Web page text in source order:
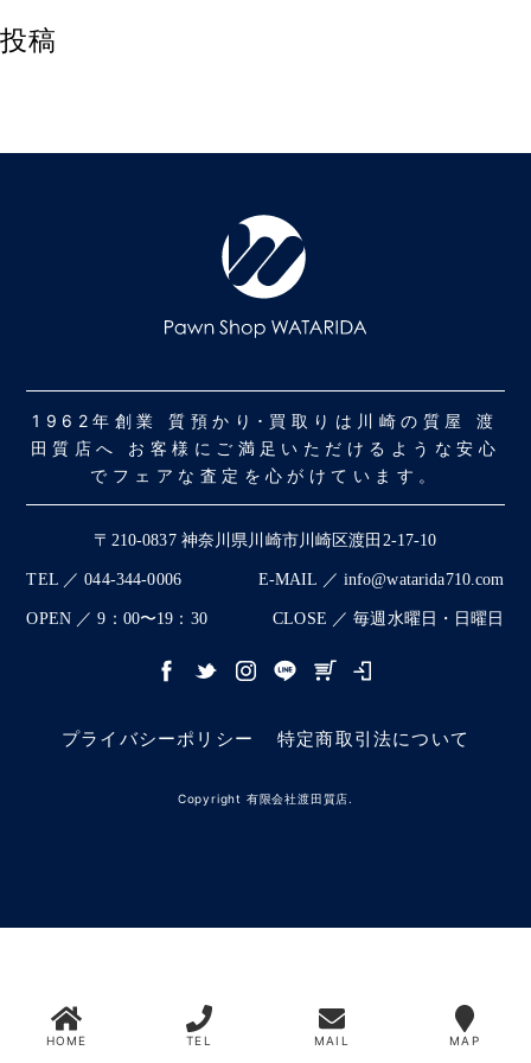
投稿
1962年創業 質預かり･買取りは川崎の質屋 渡
田質店へ お客様にご満足いただけるような安心
でフェアな査定を心がけています。
〒210-0837 神奈川県川崎市川崎区渡田2-17-10
TEL ／ 044-344-0006 E-MAIL ／ info@watarida710.com
OPEN ／ 9：00〜19：30 CLOSE ／ 毎週水曜日・日曜日
プライバシーポリシー 特定商取引法について
Copyright 有限会社渡田質店.
HOME TEL MAIL MAP